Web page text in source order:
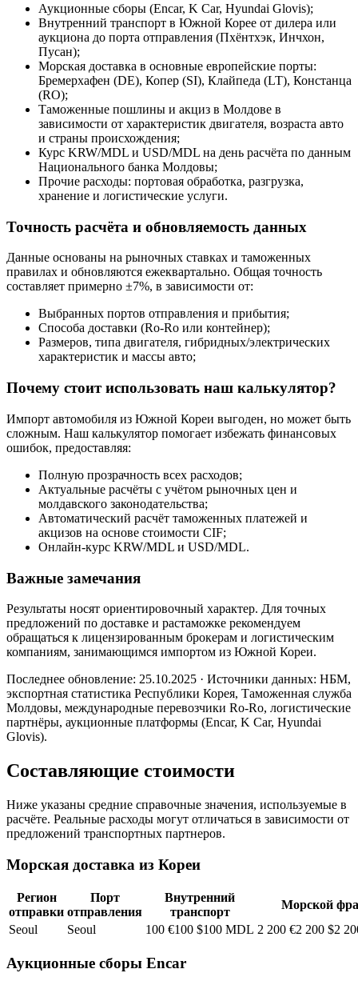
Аукционные сборы (Encar, K Car, Hyundai Glovis);
Внутренний транспорт в Южной Корее от дилера или
аукциона до порта отправления (Пхёнтхэк, Инчхон,
Пусан);
Морская доставка в основные европейские порты:
Бремерхафен (DE), Копер (SI), Клайпеда (LT), Констанца
(RO);
Таможенные пошлины и акциз в Молдове в
зависимости от характеристик двигателя, возраста авто
и страны происхождения;
Курс KRW/MDL и USD/MDL на день расчёта по данным
Национального банка Молдовы;
Прочие расходы: портовая обработка, разгрузка,
хранение и логистические услуги.
Точность расчёта и обновляемость данных
Данные основаны на рыночных ставках и таможенных
правилах и обновляются ежеквартально. Общая точность
составляет примерно ±7%, в зависимости от:
Выбранных портов отправления и прибытия;
Способа доставки (Ro-Ro или контейнер);
Размеров, типа двигателя, гибридных/электрических
характеристик и массы авто;
Почему стоит использовать наш калькулятор?
Импорт автомобиля из Южной Кореи выгоден, но может быть
сложным. Наш калькулятор помогает избежать финансовых
ошибок, предоставляя:
Полную прозрачность всех расходов;
Актуальные расчёты с учётом рыночных цен и
молдавского законодательства;
Автоматический расчёт таможенных платежей и
акцизов на основе стоимости CIF;
Онлайн-курс KRW/MDL и USD/MDL.
Важные замечания
Результаты носят ориентировочный характер. Для точных
предложений по доставке и растаможке рекомендуем
обращаться к лицензированным брокерам и логистическим
компаниям, занимающимся импортом из Южной Кореи.
Последнее обновление: 25.10.2025 · Источники данных: НБМ,
экспортная статистика Республики Корея, Таможенная служба
Молдовы, международные перевозчики Ro-Ro, логистические
партнёры, аукционные платформы (Encar, K Car, Hyundai
Glovis).
Составляющие стоимости
Ниже указаны средние справочные значения, используемые в
расчёте. Реальные расходы могут отличаться в зависимости от
предложений транспортных партнеров.
Морская доставка из Кореи
Регион
отправки
Порт
отправления
Внутренний
транспорт
Морской
Seoul
Seoul 100 €100 $100 MDL 2 200 €2 200 $2
Аукционные сборы Encar